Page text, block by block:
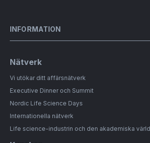
INFORMATION
Nätverk
Vi utökar ditt affärsnätverk
Executive Dinner och Summit
Nordic Life Science Days
Internationella nätverk
Life science-industrin och den akademiska